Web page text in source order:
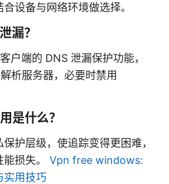
设备与网络环境做选择。
漏？
户端的 DNS 泄漏保护功能，
析服务器，必要时禁用
是什么？
护层级，使追踪变得更困难，
损失。 Vpn free windows:
实用技巧